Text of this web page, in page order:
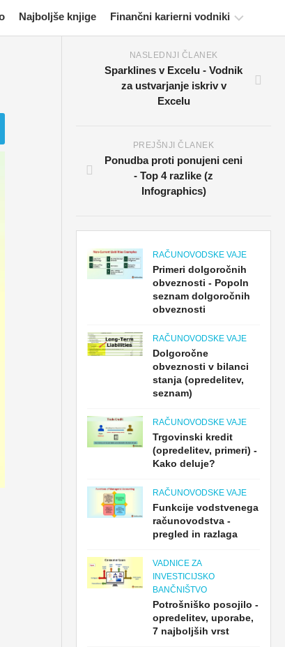
Najboljše knjige Finančni karierni vodniki
Viri
za
potrjevanje
za
finančno
modeliranje
za
obvladovanje
tveganj
NASLEDNJI ČLANEK
Sparklines v Excelu - Vodnik
za ustvarjanje iskriv v
Excelu
PREJŠNJI ČLANEK
Ponudba proti ponujeni ceni
- Top 4 razlike (z
Infographics)
RAČUNOVODSKE VAJE
Primeri dolgoročnih
obveznosti - Popoln
seznam dolgoročnih
obveznosti
RAČUNOVODSKE VAJE
Dolgoročne
obveznosti v bilanci
stanja (opredelitev,
seznam)
RAČUNOVODSKE VAJE
Trgovinski kredit
(opredelitev, primeri) -
Kako deluje?
RAČUNOVODSKE VAJE
Funkcije vodstvenega
računovodstva -
pregled in razlaga
VADNICE ZA
INVESTICIJSKO
BANČNIŠTVO
Potrošniško posojilo -
opredelitev, uporabe,
7 najboljših vrst